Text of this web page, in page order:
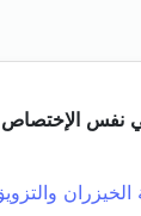
نفس الإختصاص